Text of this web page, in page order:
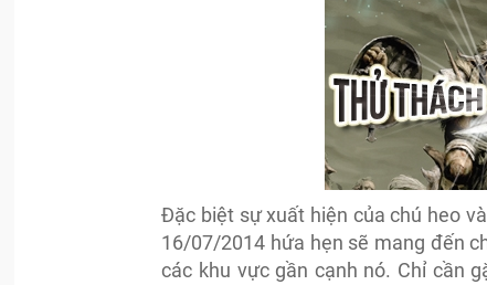
Đặc biệt sự xuất hiện của chú heo
16/07/2014 hứa hẹn sẽ mang đến
các khu vực gần cạnh nó. Chỉ cần